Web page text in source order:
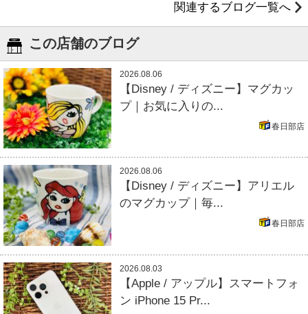
関連するブログ一覧へ
この店舗のブログ
2026.08.06
【Disney / ディズニー】マグカッ
プ｜お気に入りの...
春日部店
2026.08.06
【Disney / ディズニー】アリエル
のマグカップ｜毎...
春日部店
2026.08.03
【Apple / アップル】スマートフォ
ン iPhone 15 Pr...